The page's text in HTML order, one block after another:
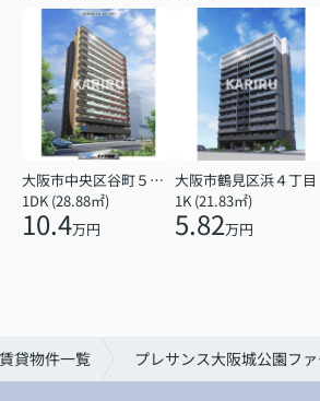
大阪市中央区谷町５丁目
1DK (28.88㎡)
10.4万円
大阪市鶴見区浜４丁目
1K (21.83㎡)
5.82万円
貸物件一覧 プレサンス大阪城公園フ